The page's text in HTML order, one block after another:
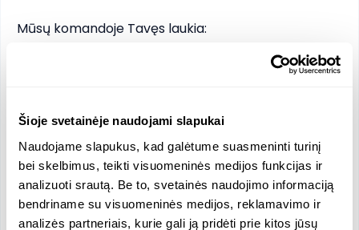
Šioje svetainėje naudojami slapukai
Naudojame slapukus, kad galėtume suasmeninti turinį
bei skelbimus, teikti visuomeninės medijos funkcijas ir
analizuoti srautą. Be to, svetainės naudojimo informaciją
bendriname su visuomeninės medijos, reklamavimo ir
analizės partneriais, kurie gali ją pridėti prie kitos jūsų
Mūsų komandoje Tavęs laukia:
➨ įdomus ir dinamiškas darbas HR startuolyje;
➨ draugiška ambicingų profesionalų komanda;
➨ galimybė teikti savo siūlymus bei generuoti idėjas;
➨ puiki organizacijos kultūra;
➨ mokymai, seminarai, konferencijos.